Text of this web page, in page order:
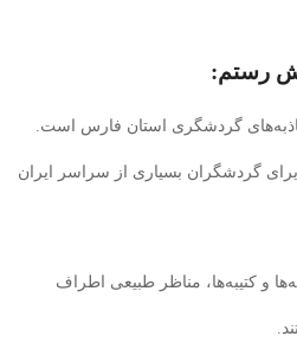
رستم:
گردشگری استان فارس است.
گردشگران بسیاری از سراسر ایران
و کتیبه‌ها، مناظر طبیعی اطراف